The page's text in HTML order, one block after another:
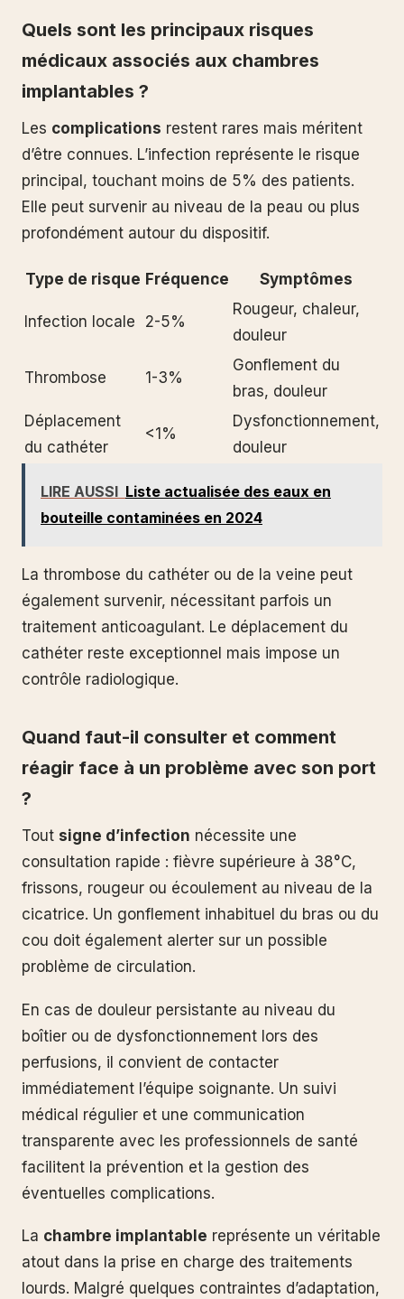
Quels sont les principaux risques
médicaux associés aux chambres
implantables ?
Les complications restent rares mais méritent
d’être connues. L’infection représente le risque
principal, touchant moins de 5% des patients.
Elle peut survenir au niveau de la peau ou plus
profondément autour du dispositif.
Type de risque Fréquence Symptômes
Infection locale 2-5%
Rougeur, chaleur,
douleur
Thrombose 1-3%
Gonflement du
bras, douleur
Déplacement
du cathéter
<1%
Dysfonctionnement,
douleur
LIRE AUSSI Liste actualisée des eaux en
bouteille contaminées en 2024
La thrombose du cathéter ou de la veine peut
également survenir, nécessitant parfois un
traitement anticoagulant. Le déplacement du
cathéter reste exceptionnel mais impose un
contrôle radiologique.
Quand faut-il consulter et comment
réagir face à un problème avec son port
?
Tout signe d’infection nécessite une
consultation rapide : fièvre supérieure à 38°C,
frissons, rougeur ou écoulement au niveau de la
cicatrice. Un gonflement inhabituel du bras ou du
cou doit également alerter sur un possible
problème de circulation.
En cas de douleur persistante au niveau du
boîtier ou de dysfonctionnement lors des
perfusions, il convient de contacter
immédiatement l’équipe soignante. Un suivi
médical régulier et une communication
transparente avec les professionnels de santé
facilitent la prévention et la gestion des
éventuelles complications.
La chambre implantable représente un véritable
atout dans la prise en charge des traitements
lourds. Malgré quelques contraintes d’adaptation,